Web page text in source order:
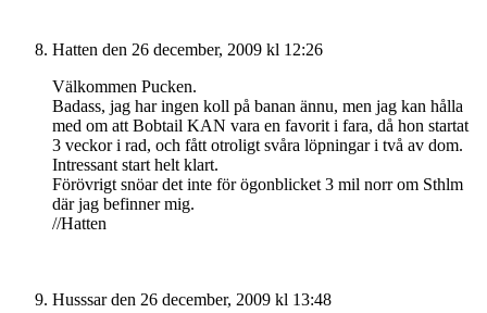
Hatten den 26 december, 2009 kl 12:26
Välkommen Pucken.
Badass, jag har ingen koll på banan ännu, men jag kan hålla
med om att Bobtail KAN vara en favorit i fara, då hon startat
3 veckor i rad, och fått otroligt svåra löpningar i två av dom.
Intressant start helt klart.
Förövrigt snöar det inte för ögonblicket 3 mil norr om Sthlm
där jag befinner mig.
//Hatten
Husssar den 26 december, 2009 kl 13:48